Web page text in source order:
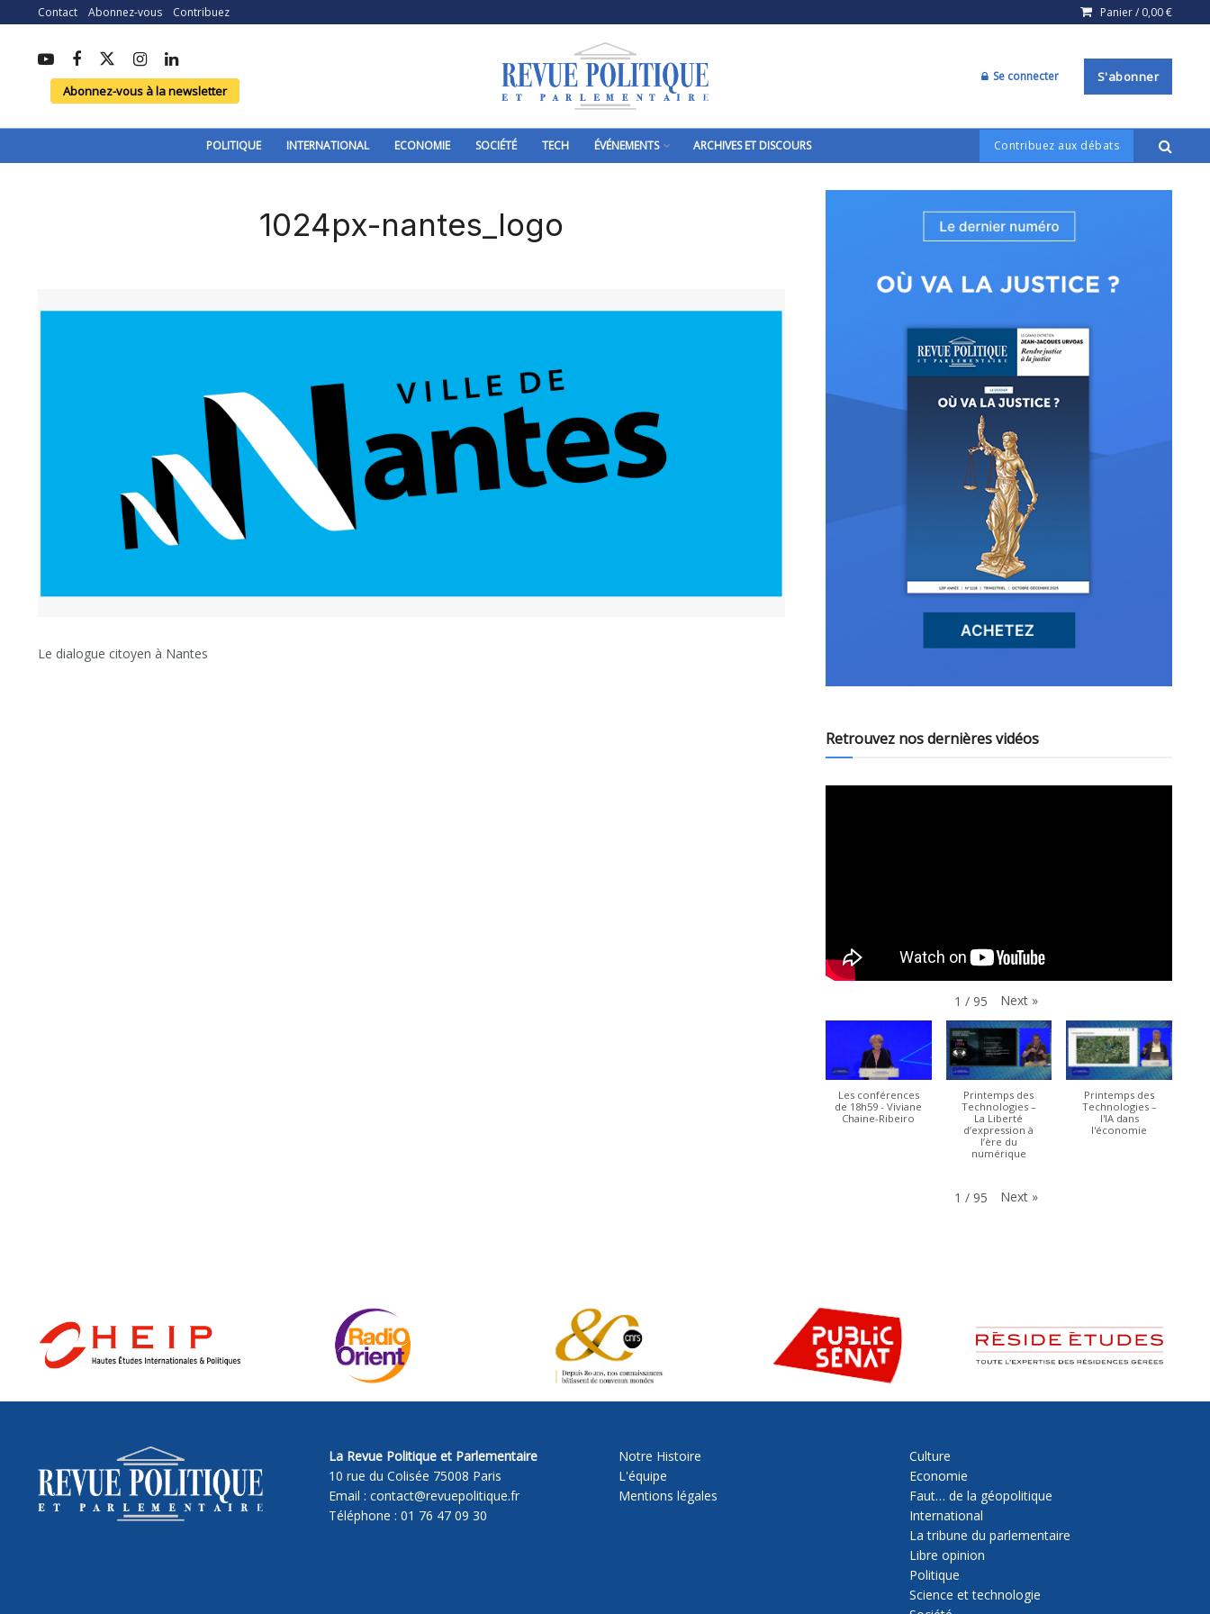
Contact Abonnez-vous Contribuez Panier / 0,00€
Abonnez-vous à la newsletter
Se connecter S'abonner
POLITIQUE INTERNATIONAL ECONOMIE SOCIÉTÉ TECH ÉVÉNEMENTS ARCHIVES ET DISCOURS Contribuez aux débats
1024px-nantes_logo
Le dialogue citoyen à Nantes
Retrouvez nos dernières vidéos
1 / 95 Next »
Les conférences
de 18h59 - Viviane
Chaine-Ribeiro
Printemps des
Technologies –
La Liberté
d’expression à
l’ère du
numérique
Printemps des
Technologies –
l'IA dans
l'économie
1 / 95 Next »
La Revue Politique et Parlementaire
10 rue du Colisée 75008 Paris
Email : contact@revuepolitique.fr
Téléphone : 01 76 47 09 30
Notre Histoire
L'équipe
Mentions légales
Culture
Economie
Faut… de la géopolitique
International
La tribune du parlementaire
Libre opinion
Politique
Science et technologie